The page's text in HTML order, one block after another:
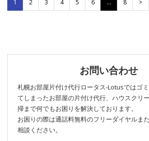
1 2 3 4 5 6 … 8 >
お問い合わせ
札幌お部屋片付け代行ロータス‐Lotusではゴ
てしまったお部屋の片付け代行、ハウスクリ
掃まで何でもお困りを解決しております。
お困りの際は通話料無料のフリーダイヤルま
相談ください。